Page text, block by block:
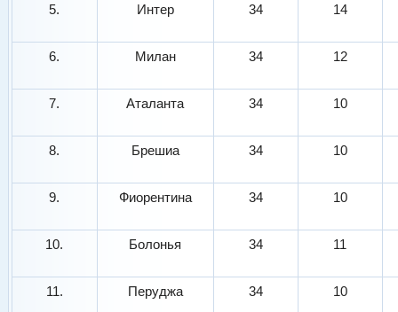
5. Интер 34 14
6. Милан 34 12
7. Аталанта 34 10
8. Брешиа 34 10
9. Фиорентина 34 10
10. Болонья 34 11
11. Перуджа 34 10